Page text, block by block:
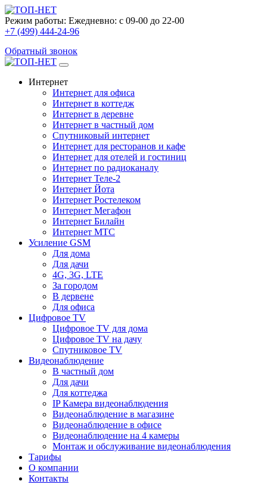
Режим работы: Ежедневно: с 09-00 до 22-00
+7 (499) 444-24-96
Обратный звонок
Интернет
Интернет для офиса
Интернет в коттедж
Интернет в деревне
Интернет в частный дом
Спутниковый интернет
Интернет для ресторанов и кафе
Интернет для отелей и гостиниц
Интернет по радиоканалу
Интернет Теле-2
Интернет Йота
Интернет Ростелеком
Интернет Мегафон
Интернет Билайн
Интернет МТС
Усиление GSM
Для дома
Для дачи
4G, 3G, LTE
За городом
В дервене
Для офиса
Цифровое TV
Цифровое TV для дома
Цифровое TV на дачу
Спутниковое TV
Видеонаблюдение
В частный дом
Для дачи
Для коттеджа
IP Камера видеонаблюдения
Видеонаблюдение в магазине
Видеонаблюдение в офисе
Видеонаблюдение на 4 камеры
Монтаж и обслуживание видеонаблюдения
Тарифы
О компании
Контакты